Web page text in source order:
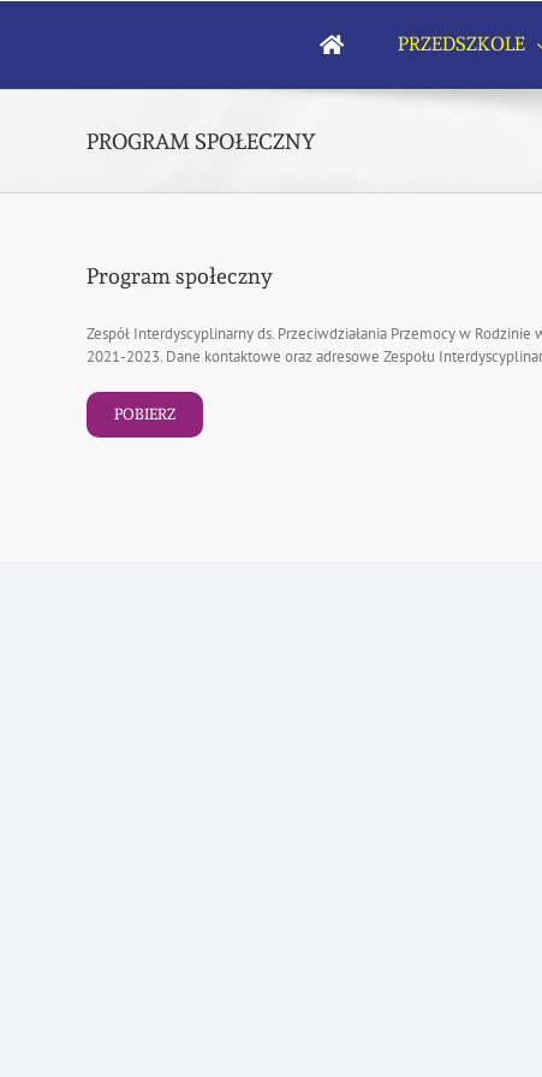
PRZEDSZKOLE
PROGRAM SPOŁECZNY
Program społeczny
Zespół Interdyscyplinarny ds. Przeciwdziałania Przemocy w
2021-2023. Dane kontaktowe oraz adresowe Zespołu
POBIERZ